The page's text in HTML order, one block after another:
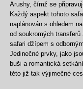
Arushy, čímž se
Každý aspekt tohoto
naplánován s ohledem
od soukromých
safari džípem s
Jedinečné prvky, jako
buši a romantická
této již tak výjimečné